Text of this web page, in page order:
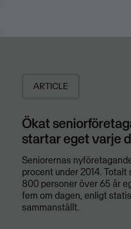
ARTICLE
Ökat
startar eget varje
​Seniorernas
procent under 2014. Totalt
800 personer över 65 år
fem om dagen, enligt
sammanställt.